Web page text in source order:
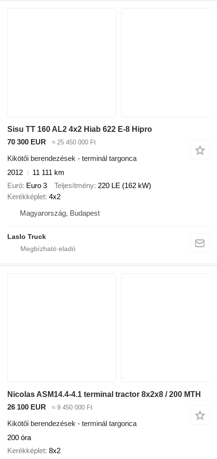
Sisu TT 160 AL2 4x2 Hiab 622 E-8 Hipro
70 300 EUR
≈ 25 450 000 Ft
Kikötői berendezések - terminál targonca
2012
11 111 km
Euró Euro 3 Teljesítmény 220 LE (162 kW)
Kerékképlet 4x2
Magyarország, Budapest
Laslo Truck
Nicolas ASM14.4-4.1 terminal tractor 8x2x8 / 200 MTH
26 100 EUR
≈ 9 450 000 Ft
Kikötői berendezések - terminál targonca
200 óra
Kerékképlet 8x2